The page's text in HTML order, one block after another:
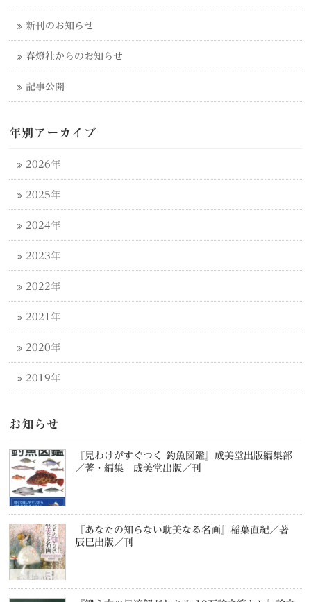
新刊のお知らせ
春燈社からのお知らせ
記事公開
年別アーカイブ
2026年
2025年
2024年
2023年
2022年
2021年
2020年
2019年
お知らせ
『見わけがすぐつく 釣魚図鑑』成美堂出版編集部
／著・編集 成美堂出版／刊
『あなたの知らない耽美なる名画』稲葉直紀／著
辰巳出版／刊